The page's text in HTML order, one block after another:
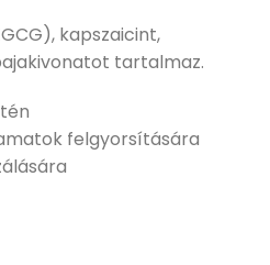
kapszaicint,
tartalmaz.
felgyorsítására
- 80 db mennyiség